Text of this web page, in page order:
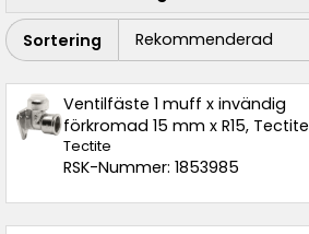
Sortering
Ventilfäste 1 muff x invändig
förkromad 15 mm x R15, Tectite
Tectite
RSK-Nummer: 1853985